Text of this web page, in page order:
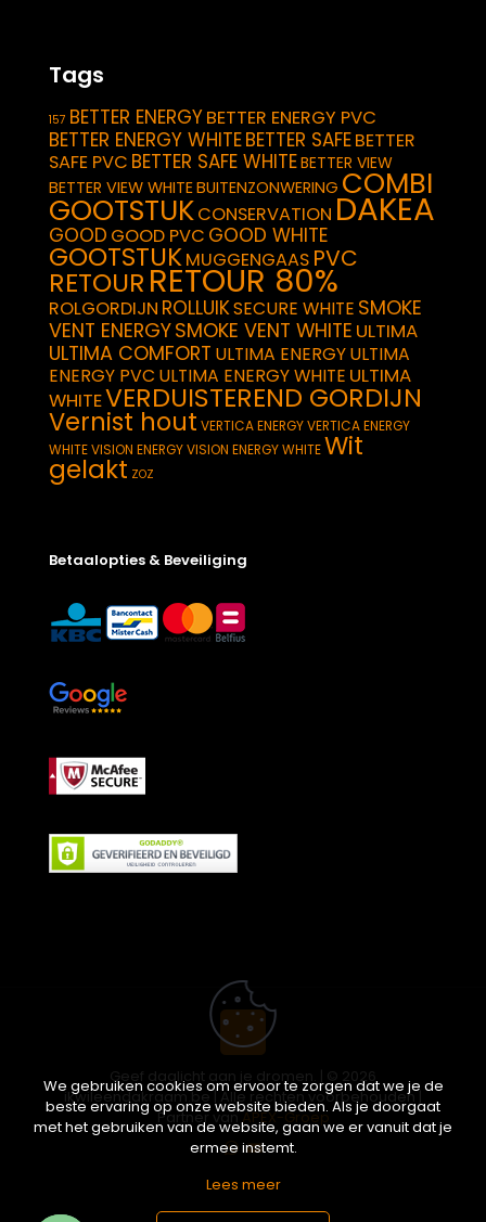
Tags
157 BETTER ENERGYBETTER ENERGY PVC
BETTER ENERGY WHITEBETTER SAFEBETTER
SAFE PVC BETTER SAFE WHITEBETTER VIEW
BETTER VIEW WHITEBUITENZONWERING COMBI
GOOTSTUKCONSERVATION DAKEA
GOOD GOOD PVC GOOD WHITE
GOOTSTUKMUGGENGAAS PVC
RETOUR RETOUR 80%
ROLGORDIJN ROLLUIKSECURE WHITE SMOKE
VENT ENERGYSMOKE VENT WHITE ULTIMA
ULTIMA COMFORT ULTIMA ENERGYULTIMA
ENERGY PVC ULTIMA ENERGY WHITE ULTIMA
WHITEVERDUISTEREND GORDIJN
Vernist hout VERTICA ENERGYVERTICA ENERGY
WHITEVISION ENERGYVISION ENERGY WHITEWit
gelakt ZOZ
Betaalopties & Beveiliging
Geef daglicht aan je dromen. | © 2026
ikwileendakraam.be | Alle rechten voorbehouden |
Partner vanAPEX-Groep
We gebruiken cookies om ervoor te zorgen dat we je de
beste ervaring op onze website bieden. Als je doorgaat
met het gebruiken van de website, gaan we er vanuit dat je
ermee instemt.
Lees meer